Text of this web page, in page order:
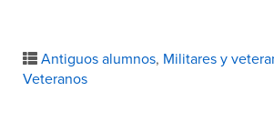
Antiguos alumnos, Militares y
Veteranos